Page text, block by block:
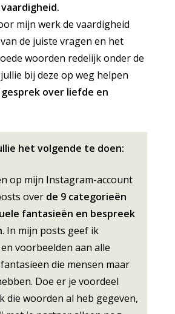
mijn werk de vaardigheid
de juiste vragen en het
woorden redelijk onder de
bij deze op weg helpen
over liefde en
het volgende te doen:
op mijn Instagram-account
over de 9 categorieën
fantasieën en bespreek
. In mijn posts geef ik
voorbeelden aan alle
die mensen maar
Doe er je voordeel
die woorden al heb gegeven,